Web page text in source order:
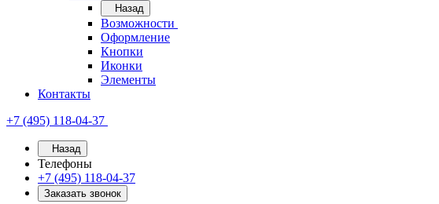
Назад
Возможности
Оформление
Кнопки
Иконки
Элементы
Контакты
+7 (495) 118-04-37
Назад
Телефоны
+7 (495) 118-04-37
Заказать звонок